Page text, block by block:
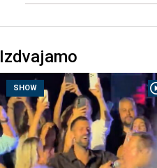
Izdvajamo
SHOW